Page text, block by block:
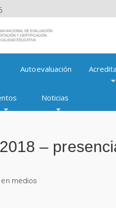
Autoevaluación
Noticias
–
en medios